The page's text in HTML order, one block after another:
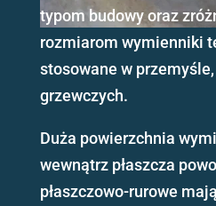
typom budowy oraz
rozmiarom wymienniki
stosowane w
grzewczych.
Duża powierzchnia
wewnątrz płaszcza
płaszczowo-rurowe